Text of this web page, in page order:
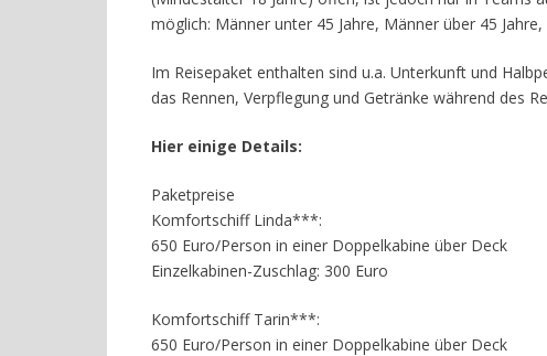
möglich: Männer unter 45 Jahre, Männer über 45
Im Reisepaket enthalten sind u.a. Unterkunft und
das Rennen, Verpflegung und Getränke während des
Hier einige Details:
Paketpreise
Komfortschiff Linda***:
650 Euro/Person in einer Doppelkabine über Deck
Einzelkabinen-Zuschlag: 300 Euro
Komfortschiff Tarin***:
650 Euro/Person in einer Doppelkabine über Deck